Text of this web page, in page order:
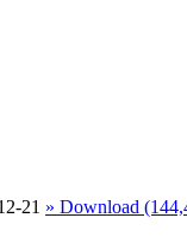
21 » Download